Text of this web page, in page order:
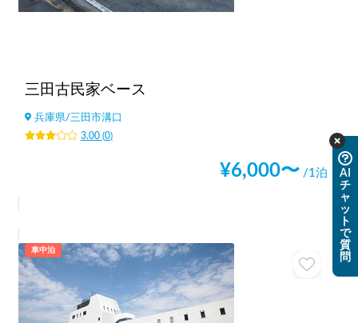
三田古民家ベース
兵庫県/ 三田市溝口
3.00(0)
¥6,000〜 /1泊
車中泊
AI
チ
ャ
ッ
ト
で
質
問